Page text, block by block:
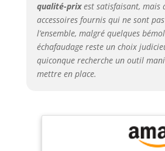
qualité-prixest satisfaisant, mais
accessoires fournis qui ne sont
l’ensemble, malgré quelques
échafaudage reste un choix
quiconque recherche un outil
mettre en place.